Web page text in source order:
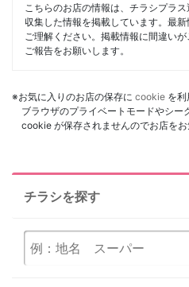
こちらのお店の情報は、チラシプラ
収集した情報を掲載しています。最
ご理解ください。掲載情報に間違い
ご報告をお願いします。
※お気に入りのお店の保存に cookie を利
ブラウザのプライベートモードやシー
cookie が保存されませんのでお店をお
チラシを探す